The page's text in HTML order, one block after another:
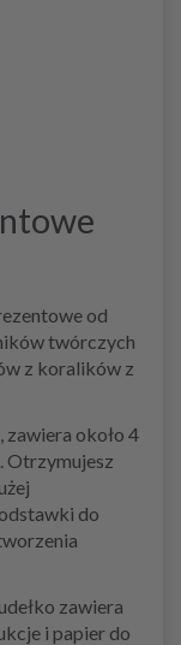
od
twórczych
z koralików z
około 4
Otrzymujesz
do
zawiera
i papier do